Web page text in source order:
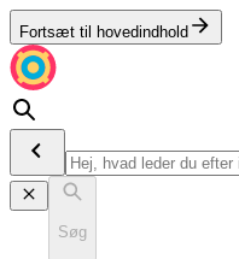
Fortsæt til hovedindhold
Søg